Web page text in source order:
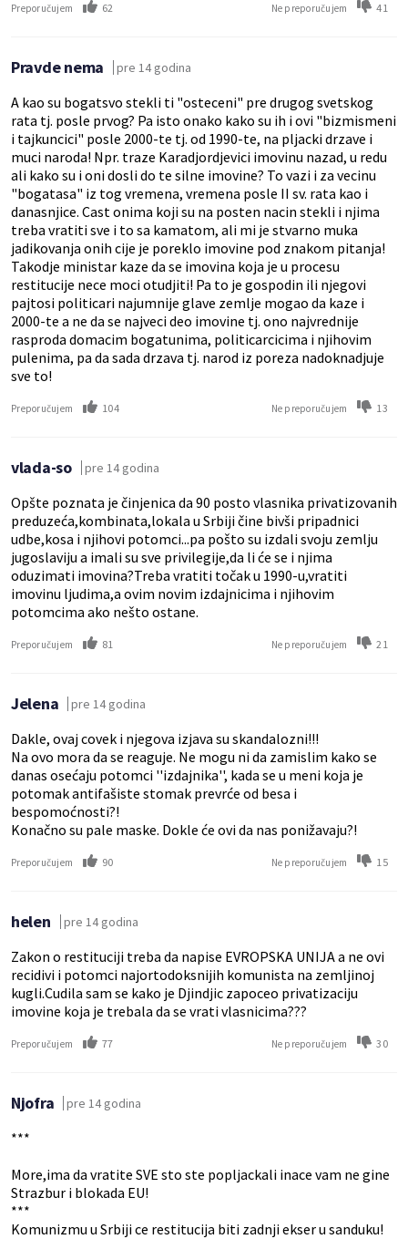
Preporučujem 62 Ne preporučujem 41
Pravde nema pre 14 godina
A kao su bogatsvo stekli ti "osteceni" pre drugog svetskog
rata tj. posle prvog? Pa isto onako kako su ih i ovi "bizmismeni
i tajkuncici" posle 2000-te tj. od 1990-te, na pljacki drzave i
muci naroda! Npr. traze Karadjordjevici imovinu nazad, u redu
ali kako su i oni dosli do te silne imovine? To vazi i za vecinu
"bogatasa" iz tog vremena, vremena posle II sv. rata kao i
danasnjice. Cast onima koji su na posten nacin stekli i njima
treba vratiti sve i to sa kamatom, ali mi je stvarno muka
jadikovanja onih cije je poreklo imovine pod znakom pitanja!
Takodje ministar kaze da se imovina koja je u procesu
restitucije nece moci otudjiti! Pa to je gospodin ili njegovi
pajtosi politicari najumnije glave zemlje mogao da kaze i
2000-te a ne da se najveci deo imovine tj. ono najvrednije
rasproda domacim bogatunima, politicarcicima i njihovim
pulenima, pa da sada drzava tj. narod iz poreza nadoknadjuje
sve to!
Preporučujem 104 Ne preporučujem 13
vlada-so pre 14 godina
Opšte poznata je činjenica da 90 posto vlasnika privatizovanih
preduzeća,kombinata,lokala u Srbiji čine bivši pripadnici
udbe,kosa i njihovi potomci...pa pošto su izdali svoju zemlju
jugoslaviju a imali su sve privilegije,da li će se i njima
oduzimati imovina?Treba vratiti točak u 1990-u,vratiti
imovinu ljudima,a ovim novim izdajnicima i njihovim
potomcima ako nešto ostane.
Preporučujem 81 Ne preporučujem 21
Jelena pre 14 godina
Dakle, ovaj covek i njegova izjava su skandalozni!!!
Na ovo mora da se reaguje. Ne mogu ni da zamislim kako se
danas osećaju potomci ''izdajnika'', kada se u meni koja je
potomak antifašiste stomak prevrće od besa i
bespomoćnosti?!
Konačno su pale maske. Dokle će ovi da nas ponižavaju?!
Preporučujem 90 Ne preporučujem 15
helen pre 14 godina
Zakon o restituciji treba da napise EVROPSKA UNIJA a ne ovi
recidivi i potomci najortodoksnijih komunista na zemljinoj
kugli.Cudila sam se kako je Djindjic zapoceo privatizaciju
imovine koja je trebala da se vrati vlasnicima???
Preporučujem 77 Ne preporučujem 30
Njofra pre 14 godina
***
More,ima da vratite SVE sto ste popljackali inace vam ne gine
Strazbur i blokada EU!
***
Komunizmu u Srbiji ce restitucija biti zadnji ekser u sanduku!